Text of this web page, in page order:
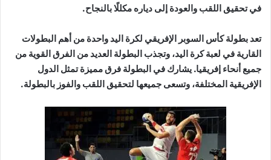
في تحقيق اللقب والعودة إلى دياره مكللًا بالنجاح.
تعد بطولة كأس السوبر الإفريقي لكرة اليد واحدة من أهم البطولات
القارية في لعبة كرة اليد، وتجذب البطولة العديد من الفرق القوية من
جميع أنحاء إفريقيا. يشارك في البطولة فرق مميزة تمثل الدول
الإفريقية المختلفة، وتسعى جميعها لتحقيق اللقب والفوز بالبطولة.